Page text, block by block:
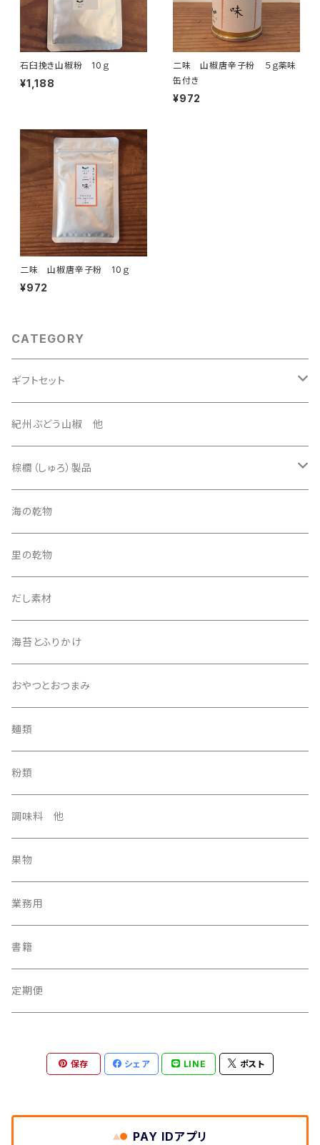
石臼挽き山椒粉 10ｇ
¥1,188
二味 山椒唐辛子粉 ５ｇ薬味
缶付き
¥972
二味 山椒唐辛子粉 10ｇ
¥972
CATEGORY
ギフトセット
3500円セット
4500円セット
5500円セット
その他
5000円セット
紀州ぶどう山椒 他
棕櫚（しゅろ）製品
ほうき
たわし
その他
海の乾物
里の乾物
だし素材
海苔とふりかけ
おやつとおつまみ
麺類
粉類
調味料 他
果物
業務用
書籍
定期便
保存 シェア LINE ポスト
PAY IDアプリ